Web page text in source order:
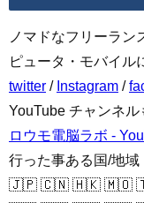
ノマドなフリーラン
ピュータ・モバイル
twitter / Instagram /
YouTube チャンネル
ロウモ電脳ラボ -
行った事ある国/地域
🇯🇵 🇨🇳 🇭🇰 🇲🇴